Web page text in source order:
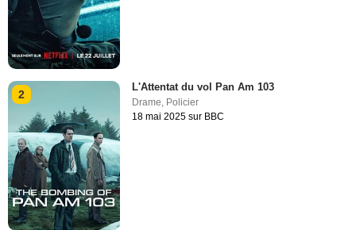
2
L'Attentat du vol Pan Am 103
Drame, Policier
18 mai 2025 sur BBC